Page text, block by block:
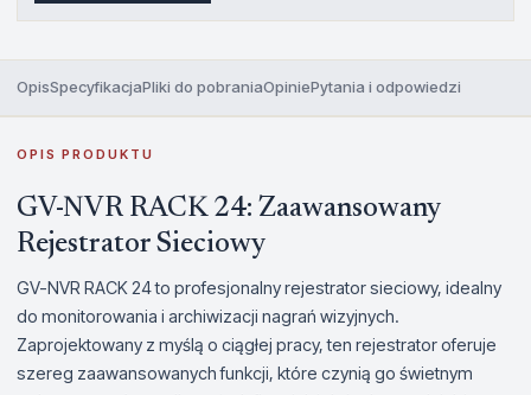
OpisSpecyfikacjaPliki do pobraniaOpiniePytania i odpowiedzi
OPIS PRODUKTU
GV-NVR RACK 24: Zaawansowany
Rejestrator Sieciowy
GV-NVR RACK 24 to profesjonalny rejestrator sieciowy, idealny
do monitorowania i archiwizacji nagrań wizyjnych.
Zaprojektowany z myślą o ciągłej pracy, ten rejestrator oferuje
szereg zaawansowanych funkcji, które czynią go świetnym